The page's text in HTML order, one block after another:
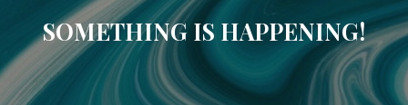
SOMETHING IS HAPPENING!